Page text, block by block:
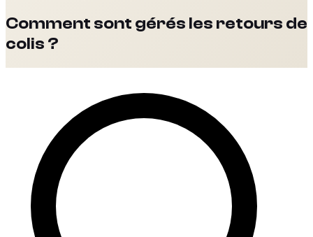
Comment sont gérés les retours de
colis ?